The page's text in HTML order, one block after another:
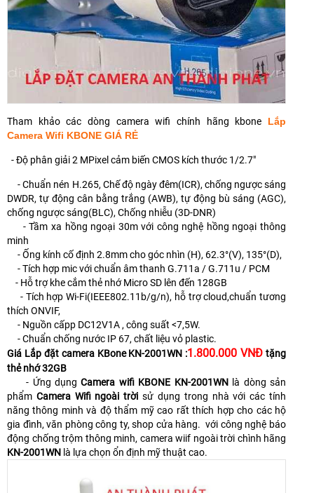
Tham khảo các dòng camera wifi chính hãng kbone Lắp
Camera Wifi KBONE GIÁ RẺ
- Độ phân giải 2 MPixel cảm biến CMOS kích thước 1/2.7"
- Chuẩn nén H.265, Chế độ ngày đêm(ICR), chống ngược sáng
DWDR, tự động cân bằng trắng (AWB), tự động bù sáng (AGC),
chống ngược sáng(BLC), Chống nhiễu (3D-DNR)
- Tầm xa hồng ngoại 30m với công nghệ hồng ngoại thông
minh
- Ống kính cố định 2.8mm cho góc nhìn (H), 62.3°(V), 135°(D),
- Tích hợp mic với chuẩn âm thanh G.711a / G.711u / PCM
- Hỗ trợ khe cắm thẻ nhớ Micro SD lên đến 128GB
- Tích hợp Wi-Fi(IEEE802.11b/g/n), hỗ trợ cloud,chuẩn tương
thích ONVIF,
- Nguồn cấpp DC12V1A , công suất <7,5W.
- Chuẩn chống nước IP 67, chất liệu vỏ plastic.
Giá Lắp đặt camera KBone KN-2001WN :1.800.000 VNĐ tặng
thẻ nhớ 32GB
- Ứng dụngCamera wifi KBONE KN-2001WNlà dòng sản
phẩm Camera Wifi ngoài trờisử dụng trong nhà với các tính
năng thông minh và độ thẩm mỹ cao rất thích hợp cho các hộ
gia đình, văn phòng công ty, shop cửa hàng. với công nghệ báo
động chống trộm thông minh, camera wiif ngoài trời chình hãng
KN-2001WN là lựa chọn ổn định mỹ thuật cao.